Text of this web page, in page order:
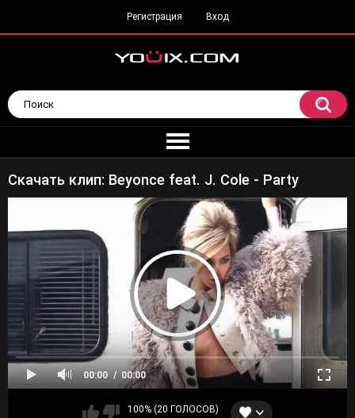
Регистрация Вход
Скачать клип: Beyonce feat. J. Cole - Party
00:00 00:00
100% (20 ГОЛОСОВ)